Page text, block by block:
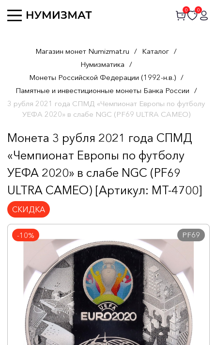
0 0
Магазин монет Numizmat.ru / Каталог /
Нумизматика /
Монеты Российской Федерации (1992-н.в.) /
Памятные и инвестиционные монеты Банка России /
3 рубля 2021 года СПМД «Чемпионат Европы по футболу
УЕФА 2020» в слабе NGC (PF69 ULTRA CAMEO)
Монета 3 рубля 2021 года СПМД
«Чемпионат Европы по футболу
УЕФА 2020» в слабе NGC (PF69
ULTRA CAMEO) [Артикул: MT-4700]
СКИДКА
-10% PF69